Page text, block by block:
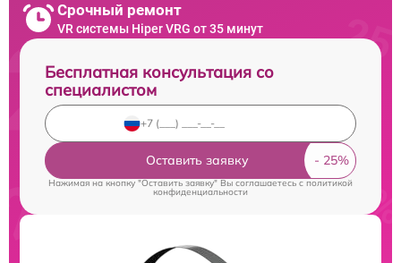
Срочный ремонт
VR системы Hiper VRG от 35 минут
Бесплатная консультация со
специалистом
Оставить заявку
Нажимая на кнопку "Оставить заявку" Вы соглашаетесь cполитикой
конфиденциальности